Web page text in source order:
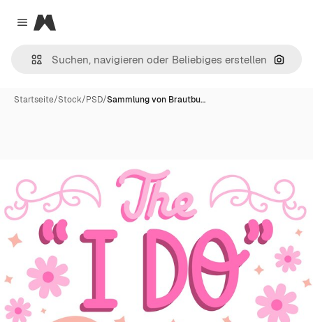
Close menu
Magnific
Nach
Startseite/Stock/PSD/Sammlung von Brautbu…